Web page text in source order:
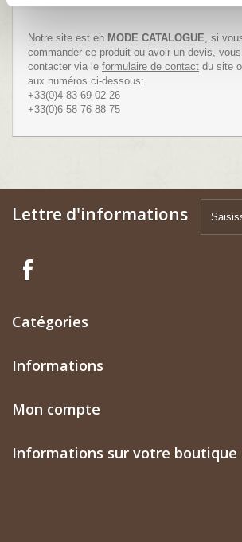
Notre site est en MODE CATALOGUE, si
commander ce produit ou avoir un devis,
contacter via le formulaire de contact du site
aux numéros ci-dessous:
+33(0)4 83 69 02 26
+33(0)6 58 76 88 75
Lettre d'informations
Catégories
Informations
Mon compte
Informations sur votre boutique